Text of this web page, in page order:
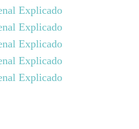
Explicado
Explicado
Explicado
Explicado
Explicado